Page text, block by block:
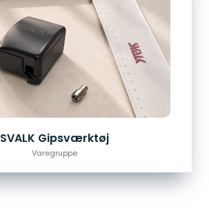
SVALK Gipsværktøj
Varegruppe